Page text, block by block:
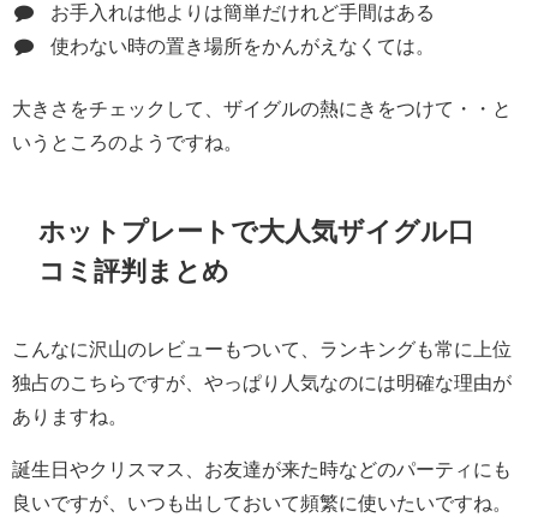
お手入れは他よりは簡単だけれど手間はある
使わない時の置き場所をかんがえなくては。
大きさをチェックして、ザイグルの熱にきをつけて・・と
いうところのようですね。
ホットプレートで大人気ザイグル口
コミ評判まとめ
こんなに沢山のレビューもついて、ランキングも常に上位
独占のこちらですが、やっぱり人気なのには明確な理由が
ありますね。
誕生日やクリスマス、お友達が来た時などのパーティにも
良いですが、いつも出しておいて頻繁に使いたいですね。